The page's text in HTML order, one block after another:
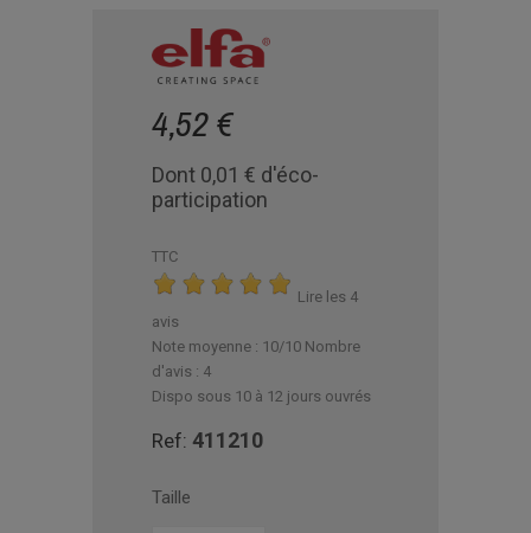
4,52 €
Dont 0,01 € d'éco-
participation
TTC
Lire les 4
avis
Note moyenne : 10/10 Nombre
d'avis : 4
Dispo sous 10 à 12 jours ouvrés
Ref: 411210
Taille